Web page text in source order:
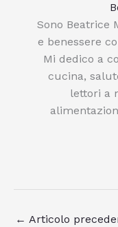
Sono Beatrice
e benessere
Mi dedico a
cucina,
lettori a
← Articolo